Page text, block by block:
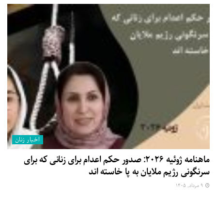
اخبار زنان
ماهنامه ژوئیه ۲۰۲۶: صدور حکم اعدام برای زنانی که برای
سرنگونی رژیم ملایان به پا خاسته اند